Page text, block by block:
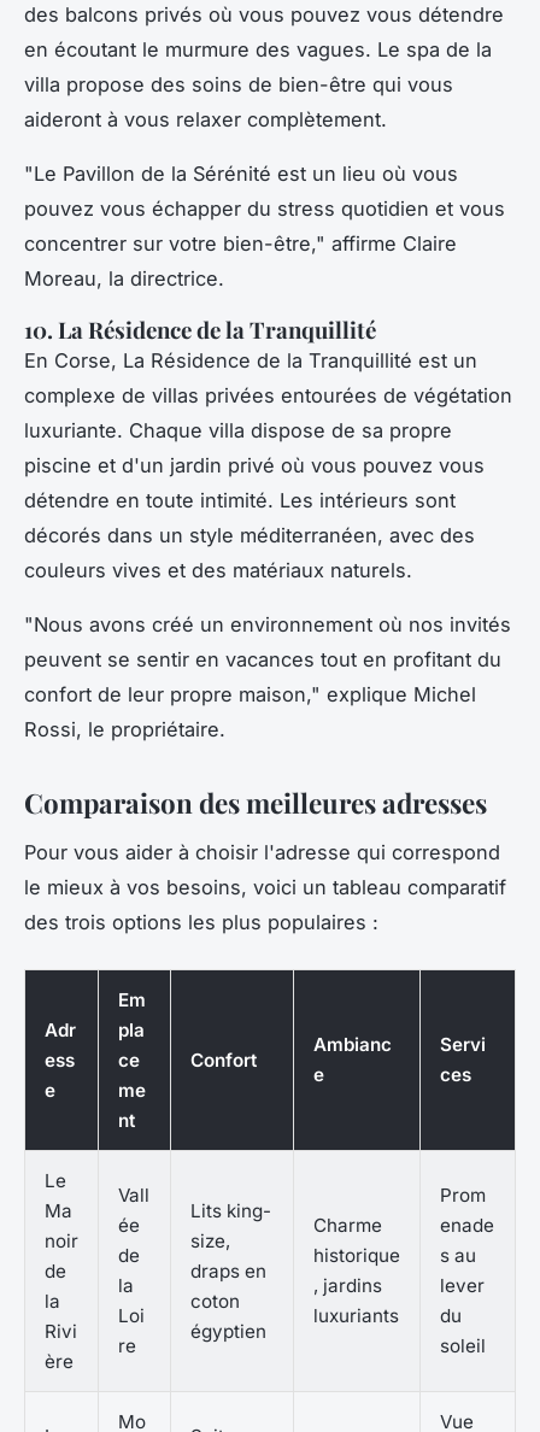
des balcons privés où vous pouvez vous détendre
en écoutant le murmure des vagues. Le spa de la
villa propose des soins de bien-être qui vous
aideront à vous relaxer complètement.
"Le Pavillon de la Sérénité est un lieu où vous
pouvez vous échapper du stress quotidien et vous
concentrer sur votre bien-être," affirme Claire
Moreau, la directrice.
10. La Résidence de la Tranquillité
En Corse, La Résidence de la Tranquillité est un
complexe de villas privées entourées de végétation
luxuriante. Chaque villa dispose de sa propre
piscine et d'un jardin privé où vous pouvez vous
détendre en toute intimité. Les intérieurs sont
décorés dans un style méditerranéen, avec des
couleurs vives et des matériaux naturels.
"Nous avons créé un environnement où nos invités
peuvent se sentir en vacances tout en profitant du
confort de leur propre maison," explique Michel
Rossi, le propriétaire.
Comparaison des meilleures adresses
Pour vous aider à choisir l'adresse qui correspond
le mieux à vos besoins, voici un tableau comparatif
des trois options les plus populaires :
Adr
ess
e
Em
pla
ce
me
nt
Confort
Ambianc
e
Servi
ces
Le
Ma
noir
de
la
Rivi
ère
Vall
ée
de
la
Loi
re
Lits king-
size,
draps en
coton
égyptien
Charme
historique
, jardins
luxuriants
Prom
enade
s au
lever
du
soleil
Mo Vue